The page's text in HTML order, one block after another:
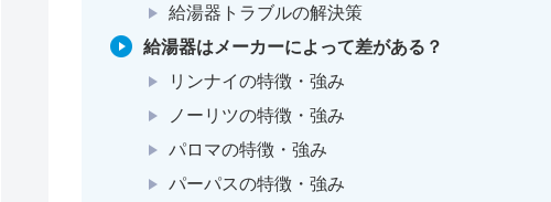
給湯器トラブルの解決策
給湯器はメーカーによって差がある？
リンナイの特徴・強み
ノーリツの特徴・強み
パロマの特徴・強み
パーパスの特徴・強み